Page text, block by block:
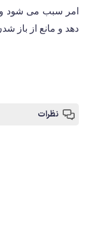
امر سبب می شود
دهد و مانع از باز
نظرات